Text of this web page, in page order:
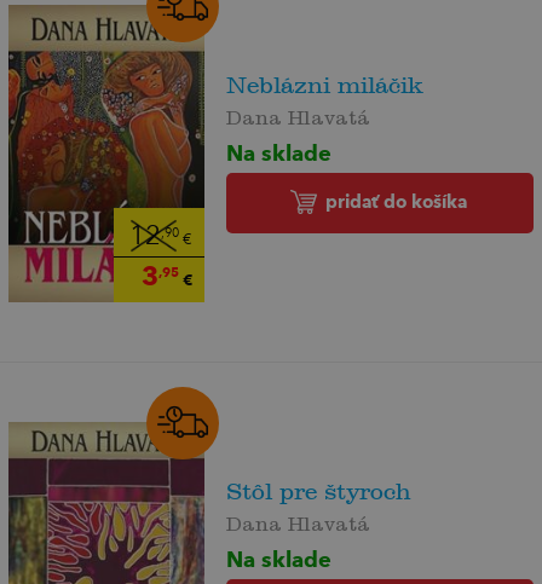
12,90€
3,95€
Neblázni miláčik
Dana Hlavatá
Na sklade
pridať do košíka
Stôl pre štyroch
Dana Hlavatá
Na sklade